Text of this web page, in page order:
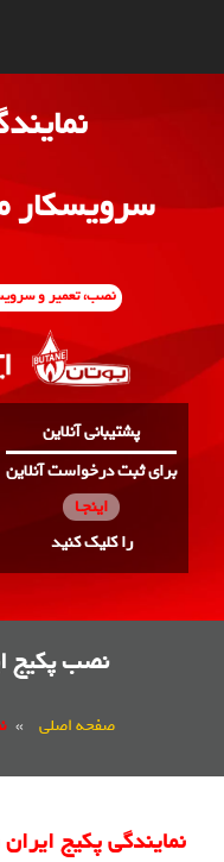
سرویسکار
نصب، تعمیر و
پشتیبانی آنلاین
برای ثبت درخواست آنلاین
اینجـا
را کلیک کنید
نصب پکیج
صفحه اصلی »
نمایندگی پکیج ایران